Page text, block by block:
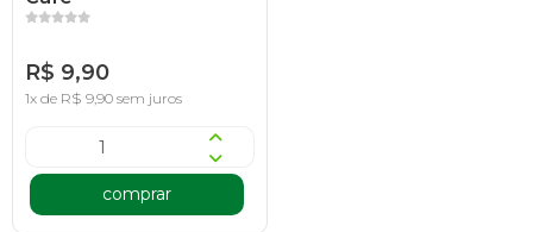
R$ 9,90
1x de R$ 9,90 sem juros
comprar